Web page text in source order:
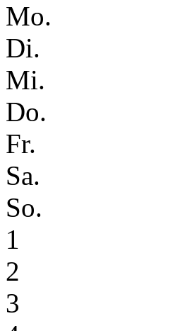
Mo.
Di.
Mi.
Do.
Fr.
Sa.
So.
1
2
3